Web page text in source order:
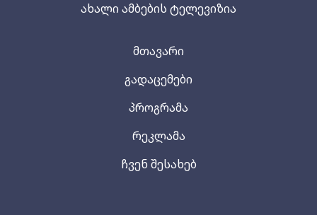
ახალი ამბების ტელევიზია
მთავარი
გადაცემები
პროგრამა
რეკლამა
ჩვენ შესახებ